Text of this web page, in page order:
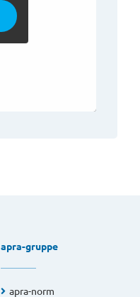
apra-gruppe
apra-norm